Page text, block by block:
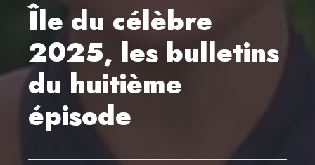
Île du célèbre
2025, les bulletins
du huitième
épisode